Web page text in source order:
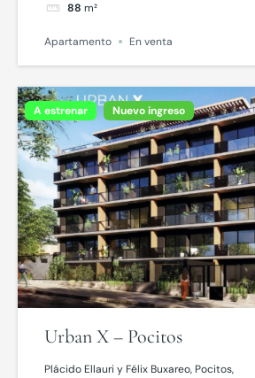
88 m²
Apartamento En venta
A estrenar Nuevo ingreso
Urban X – Pocitos
Plácido Ellauri y Félix Buxareo, Pocitos,